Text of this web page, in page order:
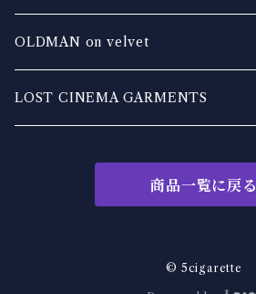
EXHALE leather works
DIRTY DAZE DADDY
KakeraPlants
OLDMAN on velvet
TOPS
LOST CINEMA GARMENTS
商品一覧に戻る
© 5cigarette